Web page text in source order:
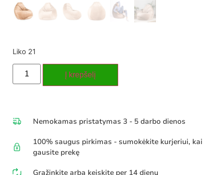
Liko 21
Į krepšelį
Nemokamas pristatymas 3 - 5 darbo dienos
100% saugus pirkimas - sumokėkite kurjeriui, kai
gausite prekę
Grąžinkite arba keiskite per 14 dienų